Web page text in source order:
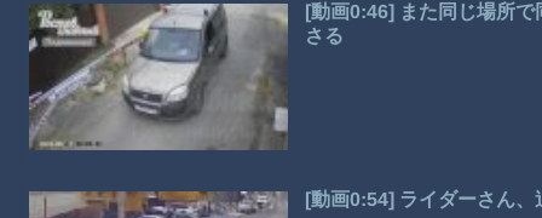
[動画0:46] また同じ場所
さる
[動画0:54] ライダーさん